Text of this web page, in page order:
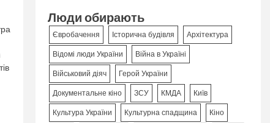
Люди обирають
Євробачення Історична будівля Архітектура
Відомі люди України Війна в Україні
Військовий діяч Герой України
Документальне кіно ЗСУ КМДА Київ
Культура України Культурна спадщина Кіно